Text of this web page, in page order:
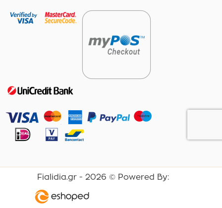
Fialidia.gr - 2026 © Powered By: